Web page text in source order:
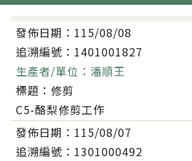
發佈日期： 115/08/08
追溯編號： 1401001827
生產者/單位： 潘順王
標題： 修剪
C5-酪梨修剪工作
發佈日期： 115/08/07
追溯編號： 1301000492